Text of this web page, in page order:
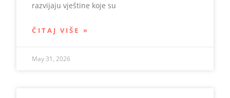
razvijaju vještine koje su
ČITAJ VIŠE »
May 31, 2026